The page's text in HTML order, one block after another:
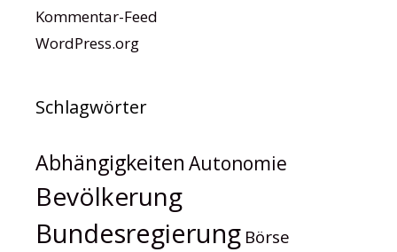
Kommentar-Feed
WordPress.org
Schlagwörter
Abhängigkeiten Autonomie
Bevölkerung
Bundesregierung Börse